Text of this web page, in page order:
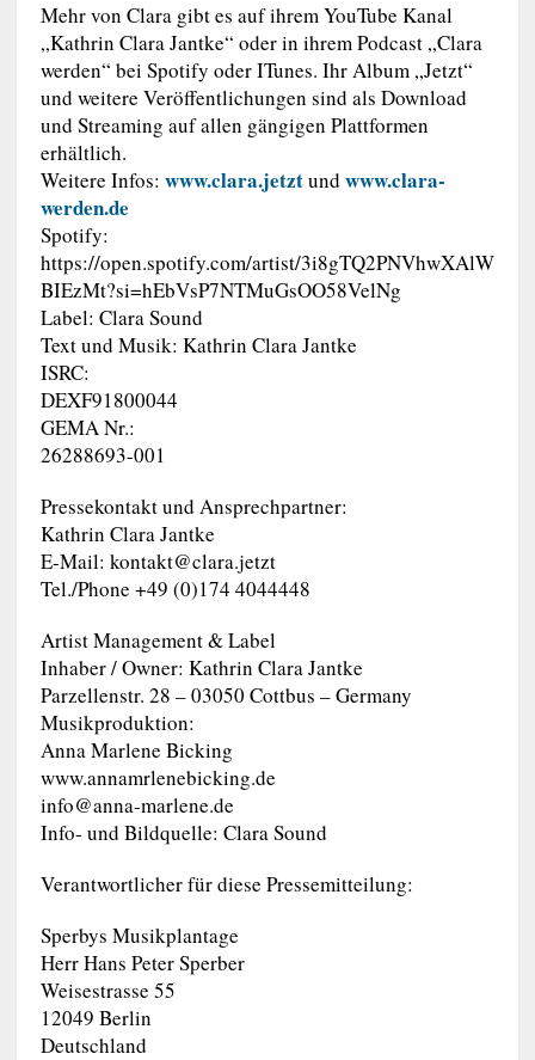
Mehr von Clara gibt es auf ihrem YouTube Kanal
„Kathrin Clara Jantke“ oder in ihrem Podcast „Clara
werden“ bei Spotify oder ITunes. Ihr Album „Jetzt“
und weitere Veröffentlichungen sind als Download
und Streaming auf allen gängigen Plattformen
erhältlich.
Weitere Infos: www.clara.jetztund www.clara-
werden.de
Spotify:
https://open.spotify.com/artist/3i8gTQ2PNVhwXAlW
BIEzMt?si=hEbVsP7NTMuGsOO58VelNg
Label: Clara Sound
Text und Musik: Kathrin Clara Jantke
ISRC:
DEXF91800044
GEMA Nr.:
26288693-001
Pressekontakt und Ansprechpartner:
Kathrin Clara Jantke
E-Mail: kontakt@clara.jetzt
Tel./Phone +49 (0)174 4044448
Artist Management & Label
Inhaber / Owner: Kathrin Clara Jantke
Parzellenstr. 28 – 03050 Cottbus – Germany
Musikproduktion:
Anna Marlene Bicking
www.annamrlenebicking.de
info@anna-marlene.de
Info- und Bildquelle: Clara Sound
Verantwortlicher für diese Pressemitteilung:
Sperbys Musikplantage
Herr Hans Peter Sperber
Weisestrasse 55
12049 Berlin
Deutschland